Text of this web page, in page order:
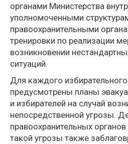
органами Министерства
уполномоченными
правоохранительными
тренировки по реализации
возникновении
ситуаций.
Для каждого избирательного
предусмотрены планы
и избирателей на случай
непосредственной угрозы.
правоохранительных
такой угрозы также